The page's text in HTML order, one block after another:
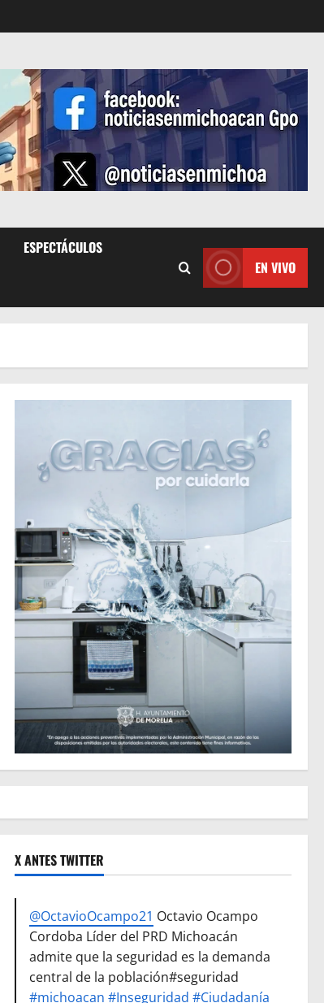
ESPECTÁCULOS
EN VIVO
X ANTES TWITTER
@OctavioOcampo21 Octavio Ocampo
Cordoba Líder del PRD Michoacán
admite que la seguridad es la demanda
central de la población#seguridad
#michoacan #Inseguridad #Ciudadanía